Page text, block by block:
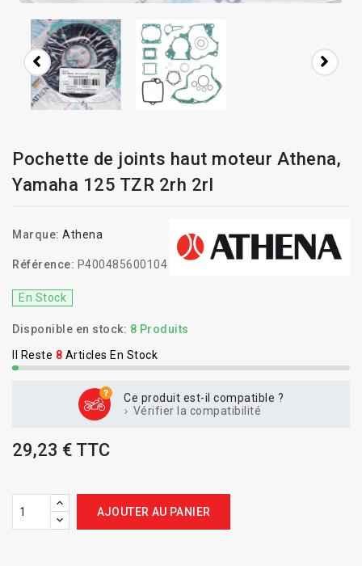
Pochette de joints haut moteur Athena,
Yamaha 125 TZR 2rh 2rl
Marque: Athena
Référence: P400485600104
En Stock
Disponible en stock: 8 Produits
Il Reste 8 Articles En Stock
Ce produit est-il compatible ?
Vérifier la compatibilité
29,23 € TTC
AJOUTER AU PANIER